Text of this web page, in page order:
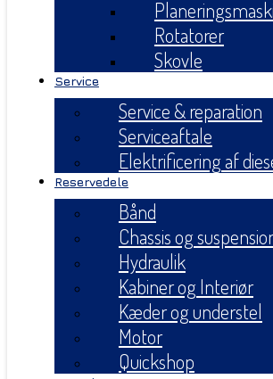
Rotatorer
Skovle
Service
Service & reparation
Serviceaftale
Elektrificering af
Reservedele
Bånd
Chassis og
Hydraulik
Kabiner og Interiør
Kæder og understel
Motor
Quickshop